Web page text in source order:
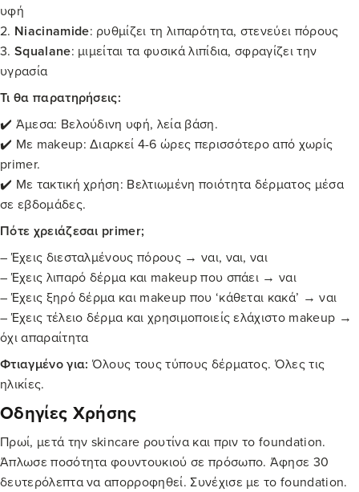
υφή
2. Niacinamide: ρυθμίζει τη λιπαρότητα, στενεύει πόρους
3. Squalane: μιμείται τα φυσικά λιπίδια, σφραγίζει την
υγρασία
Τι θα παρατηρήσεις:
✔️ Άμεσα: Βελούδινη υφή, λεία βάση.
✔️ Με makeup: Διαρκεί 4-6 ώρες περισσότερο από χωρίς
primer.
✔️ Με τακτική χρήση: Βελτιωμένη ποιότητα δέρματος μέσα
σε εβδομάδες.
Πότε χρειάζεσαι primer;
– Έχεις διεσταλμένους πόρους → ναι, ναι, ναι
– Έχεις λιπαρό δέρμα και makeup που σπάει → ναι
– Έχεις ξηρό δέρμα και makeup που ‘κάθεται κακά’ → ναι
– Έχεις τέλειο δέρμα και χρησιμοποιείς ελάχιστο makeup →
όχι απαραίτητα
Φτιαγμένο για: Όλους τους τύπους δέρματος. Όλες τις
ηλικίες.
Οδηγίες Χρήσης
Πρωί, μετά την skincare ρουτίνα και πριν το foundation.
Άπλωσε ποσότητα φουντουκιού σε πρόσωπο. Άφησε 30
δευτερόλεπτα να απορροφηθεί. Συνέχισε με το foundation.